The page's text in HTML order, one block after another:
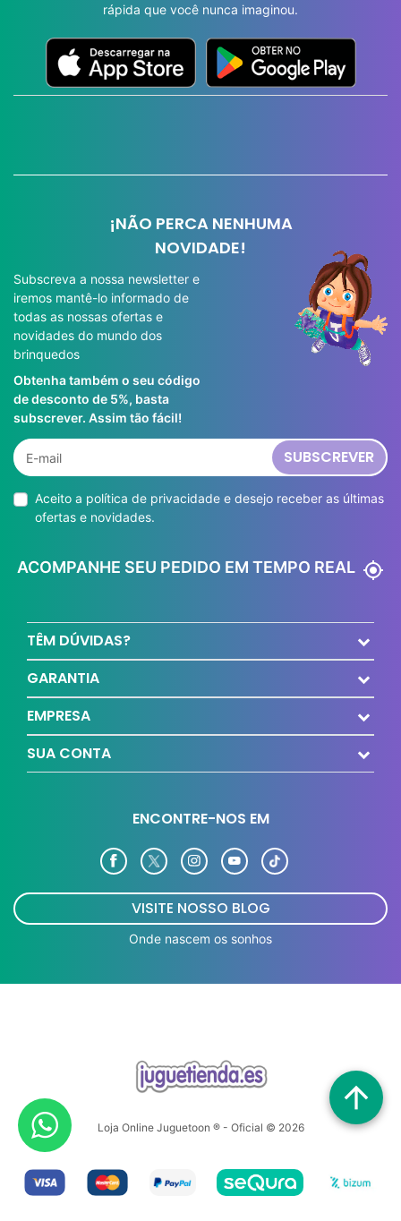
rápida que você nunca imaginou.
¡NÃO PERCA NENHUMA
NOVIDADE!
Subscreva a nossa newsletter e
iremos mantê-lo informado de
todas as nossas ofertas e
novidades do mundo dos
brinquedos
Obtenha também o seu código
de desconto de 5%, basta
subscrever. Assim tão fácil!
SUBSCREVER
Aceito a política de privacidade e desejo receber as últimas
ofertas e novidades.
ACOMPANHE SEU PEDIDO EM TEMPO REAL my_location
TÊM DÚVIDAS?
GARANTIA
EMPRESA
SUA CONTA
ENCONTRE-NOS EM
VISITE NOSSO BLOG
Onde nascem os sonhos
Loja Online Juguetoon ® - Oficial © 2026
arrow_upward